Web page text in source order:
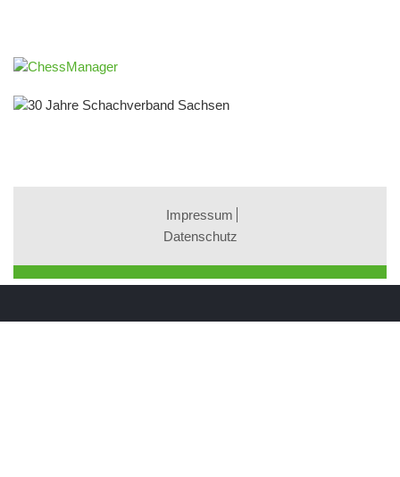
Impressum
Datenschutz